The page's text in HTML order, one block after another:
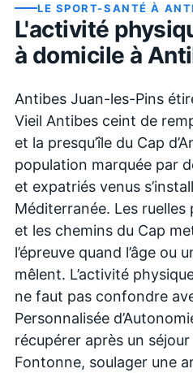
LE SPORT-SANTÉ À
L'activité
à domicile à
Antibes Juan-les-Pins
Vieil Antibes ceint de
et la presqu’île du Cap
population marquée par
et expatriés venus
Méditerranée. Les ruelles
et les chemins du Cap
l’épreuve quand l’âge ou
mêlent. L’activité
ne faut pas confondre
Personnalisée
récupérer après un séjour
Fontonne, soulager une